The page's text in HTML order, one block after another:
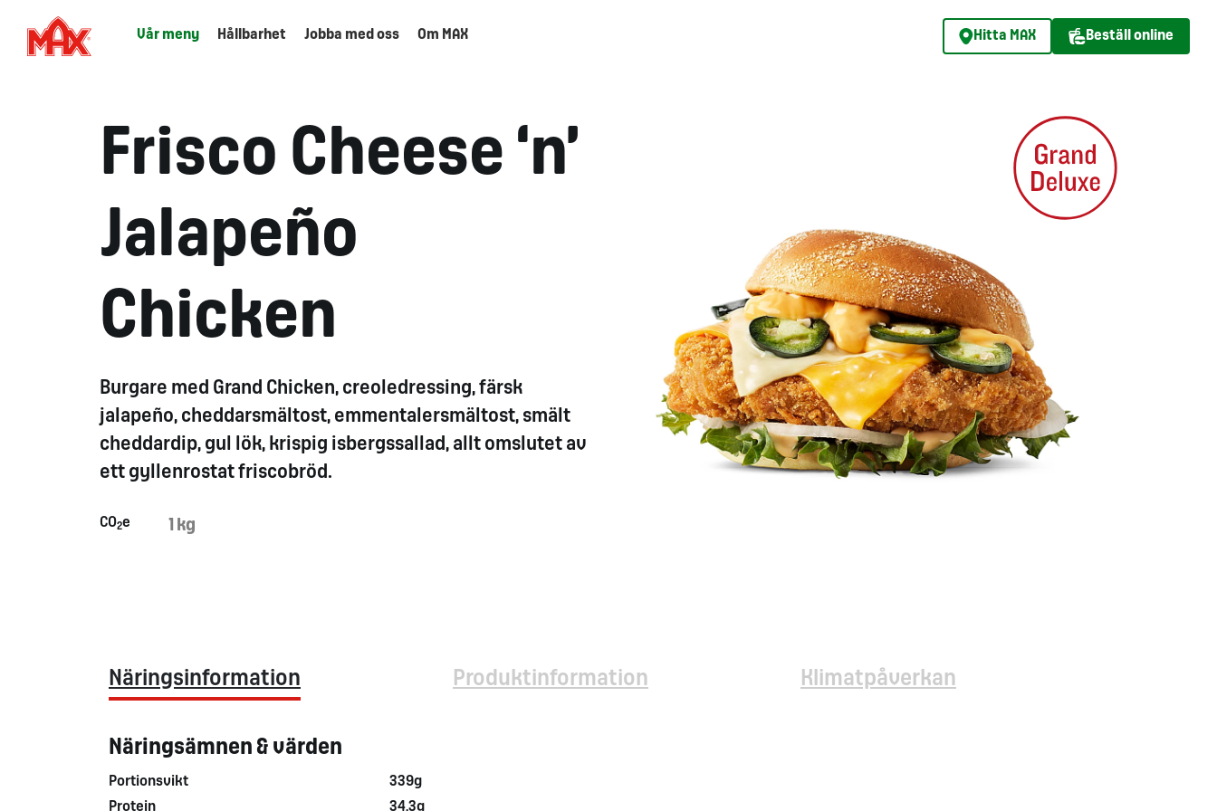
Vår meny Hållbarhet Jobba med oss Om MAX Hitta MAX Beställ online
Frisco Cheese ‘n’
Jalapeño
Chicken
Burgare med Grand Chicken, creoledressing, färsk
jalapeño, cheddarsmältost, emmentalersmältost, smält
cheddardip, gul lök, krispig isbergssallad, allt omslutet av
ett gyllenrostat friscobröd.
CO2e 1 kg
Näringsinformation Produktinformation Klimatpåverkan
Näringsämnen & värden
Portionsvikt
339g
Protein
34,3g